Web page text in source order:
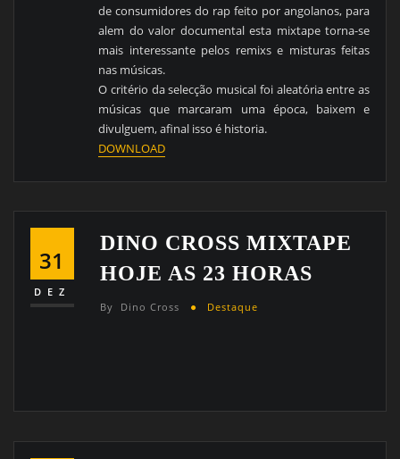
de consumidores do rap feito por angolanos, para
alem do valor documental esta mixtape torna-se
mais interessante pelos remixs e misturas feitas
nas músicas.
O critério da selecção musical foi aleatória entre as
músicas que marcaram uma época, baixem e
divulguem, afinal isso é historia.
DOWNLOAD
31
DEZ
DINO CROSS MIXTAPE
HOJE AS 23 HORAS
By Dino Cross Destaque